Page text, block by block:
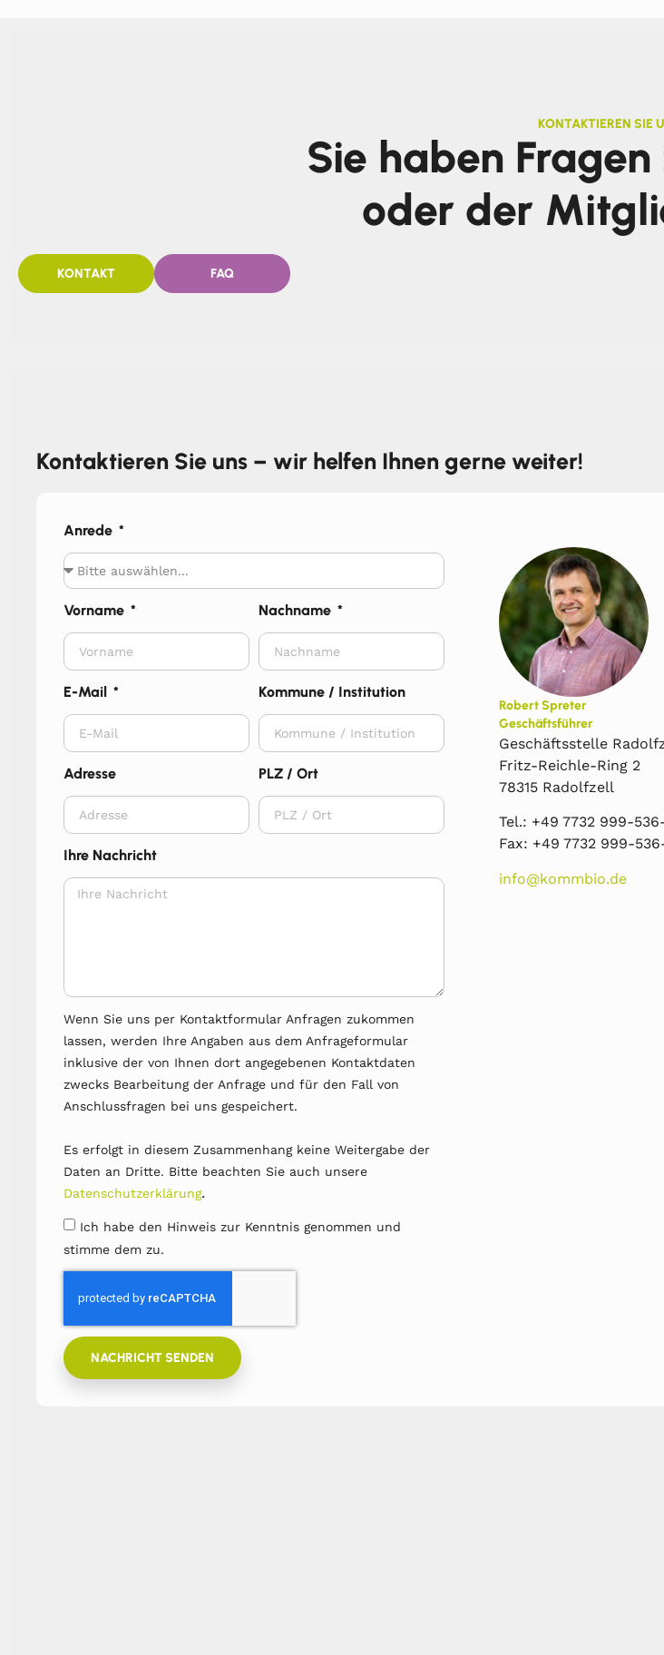
KONTAKTIEREN SIE
Sie haben
oder der
KONTAKT FAQ
Kontaktieren Sie uns – wir helfen Ihnen gerne weiter!
Anrede
Vorname Nachname
E-Mail Kommune / Institution
Adresse PLZ / Ort
Ihre Nachricht
Wenn Sie uns per Kontaktformular Anfragen zukommen
lassen, werden Ihre Angaben aus dem Anfrageformular
inklusive der von Ihnen dort angegebenen Kontaktdaten
zwecks Bearbeitung der Anfrage und für den Fall von
Anschlussfragen bei uns gespeichert.
Es erfolgt in diesem Zusammenhang keine Weitergabe der
Daten an Dritte. Bitte beachten Sie auch unsere
Datenschutzerklärung.
Ich habe den Hinweis zur Kenntnis genommen und
stimme dem zu.
NACHRICHT SENDEN
Robert Spreter
Geschäftsführer
Geschäftsstelle
Fritz-Reichle-Ring 2
78315 Radolfzell
Tel.: +49 7732 999-
Fax: +49 7732 999-
info@kommbio.de